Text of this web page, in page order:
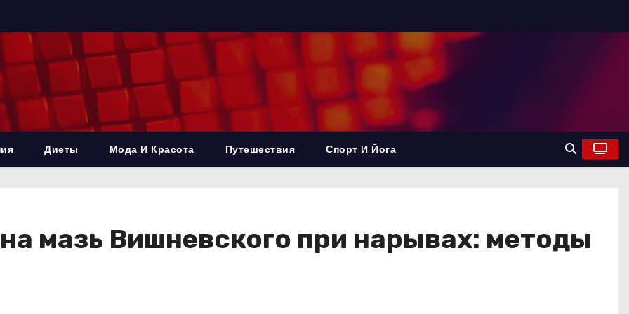
Диеты Мода И Красота Путешествия Спорт И Йога
мазь Вишневского при нарывах: методы